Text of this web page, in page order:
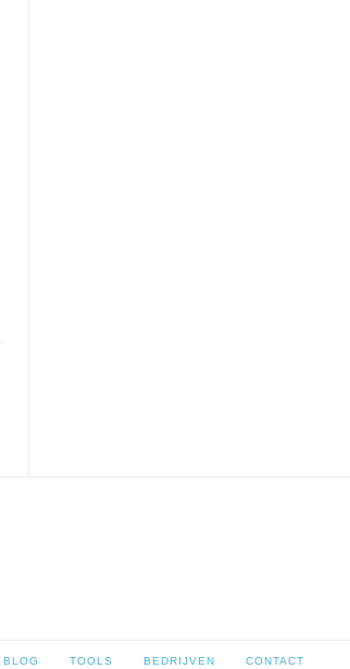
BLOG TOOLS BEDRIJVEN CONTACT